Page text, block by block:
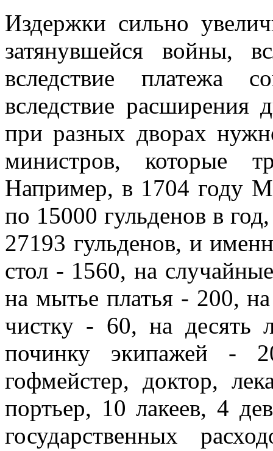
Издержки сильно
затянувшейся войны,
вследствие платежа
вследствие расширения
при разных дворах
министров, которые
Например, в 1704 году
по 15000 гульденов в
27193 гульденов, и
стол - 1560, на
на мытье платья - 200,
чистку - 60, на десять
починку экипажей -
гофмейстер, доктор,
портьер, 10 лакеев, 4
государственных